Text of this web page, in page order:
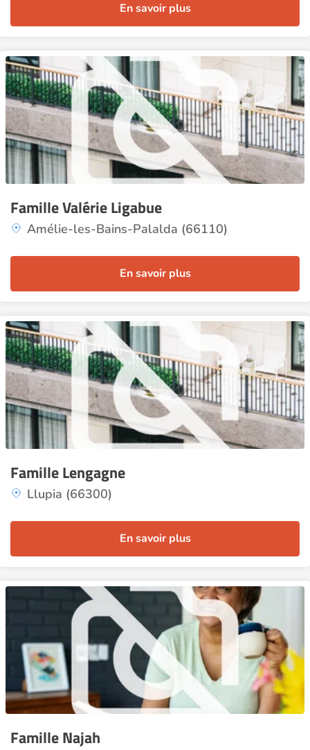
En savoir plus
Famille Valérie Ligabue
Amélie-les-Bains-Palalda (66110)
En savoir plus
Famille Lengagne
Llupia (66300)
En savoir plus
Famille Najah